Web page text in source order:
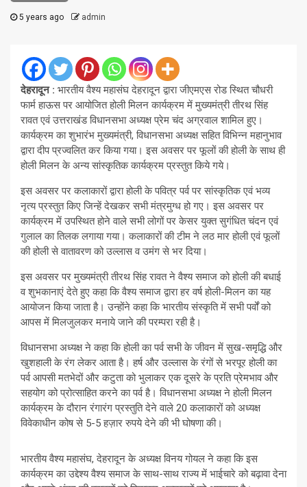
5 years ago admin
देहरादून : भारतीय वैश्य महासंघ देहरादून द्वारा जीएमएस रोड स्थित चौधरी
फार्म हाऊस पर आयोजित होली मिलन कार्यक्रम में मुख्यमंत्री तीरथ सिंह
रावत एवं उत्तराखंड विधानसभा अध्यक्ष प्रेम चंद अग्रवाल शामिल हुए।
कार्यक्रम का शुभारंभ मुख्यमंत्री, विधानसभा अध्यक्ष सहित विभिन्न महानुभाव
द्वारा दीप प्रज्वलित कर किया गया। इस अवसर पर फूलों की होली के साथ ही
होली मिलन के अन्य सांस्कृतिक कार्यक्रम प्रस्तुत किये गये।
इस अवसर पर कलाकारों द्वारा होली के पवित्र पर्व पर सांस्कृतिक एवं भव्य
नृत्य प्रस्तुत किए जिन्हें देखकर सभी मंत्रमुग्ध हो गए। इस अवसर पर
कार्यक्रम में उपस्थित होने वाले सभी लोगों पर केसर युक्त सुगंधित चंदन एवं
गुलाल का तिलक लगाया गया। कलाकारों की टीम ने लठ मार होली एवं फूलों
की होली से वातावरण को उल्लास व उमंग से भर दिया।
इस अवसर पर मुख्यमंत्री तीरथ सिंह रावत ने वैश्य समाज को होली की बधाई
व शुभकानाएं देते हुए कहा कि वैश्य समाज द्वारा हर वर्ष होली-मिलन का यह
आयोजन किया जाता है। उन्होंने कहा कि भारतीय संस्कृति में सभी पर्वों को
आपस में मिलजुलकर मनाये जाने की परम्परा रही है।
विधानसभा अध्यक्ष ने कहा कि होली का पर्व सभी के जीवन में सुख-समृद्धि और
खुशहाली के रंग लेकर आता है। हर्ष और उल्लास के रंगों से भरपूर होली का
पर्व आपसी मतभेदों और कटुता को भुलाकर एक दूसरे के प्रति प्रेमभाव और
सहयोग को प्रोत्साहित करने का पर्व है। विधानसभा अध्यक्ष ने होली मिलन
कार्यक्रम के दौरान रंगारंग प्रस्तुति देने वाले 20 कलाकारों को अध्यक्ष
विवेकाधीन कोष से 5-5 हज़ार रुपये देने की भी घोषणा की।
भारतीय वैश्य महासंघ, देहरादून के अध्यक्ष विनय गोयल ने कहा कि इस
कार्यक्रम का उद्देश्य वैश्य समाज के साथ-साथ राज्य में भाईचारे को बढ़ावा देना